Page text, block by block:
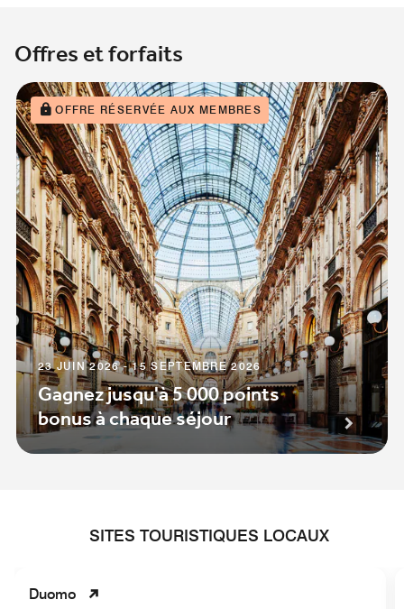
Offres et forfaits
OFFRE RÉSERVÉE AUX MEMBRES
23 JUIN 2026 - 15 SEPTEMBRE 2026
Gagnez jusqu'à 5 000 points
bonus à chaque séjour
SITES TOURISTIQUES LOCAUX
Duomo